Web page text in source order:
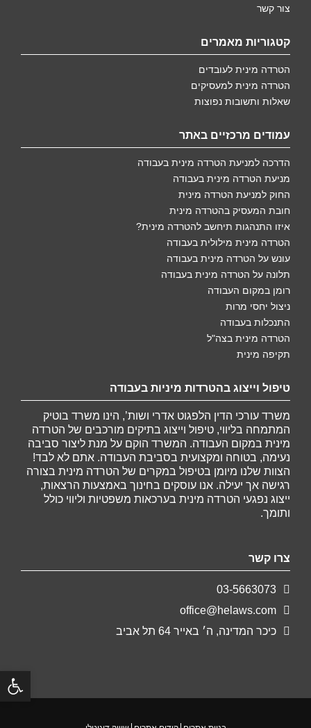
צור קשר
קטגוריות מאמרים
הטרדה מינית לעובדים
הטרדה מינית למעסיקים
שאלות ותשובות נפוצות
עמודים מרכזיים באתר
הדרכה למניעת הטרדה מינית בעבודה
מניעת הטרדה מינית בעבודה
החוק למניעת הטרדה מינית
חובת המעסיק בהטרדה מינית
איזו התנהגות תיחשב להטרדה מינית?
הטרדה מינית מילולית בעבודה
עונש על הטרדה מינית בעבודה
תלונה על הטרדה מינית בעבודה
רומן במקום העבודה
ניצול יחסי מרות
התנכלות בעבודה
הטרדה מינית בצה"ל
תקיפה מינית
טיפול וייצוג בהטרדות מיניות בעבודה
משרד עורכי הדין הלפגוט אדרי ושות’, הינו משרד בוטיק
המתמחה בליווי, טיפול וייצוג בתיקים מורכבים של הטרדה
מינית במקום העבודה. המשרד הוקם על מנת ליצור סביבה
נעימה, בטוחה ומקצועית בסביבת העבודה. אתם לא לבד!
הצוות שלנו מיומן בטיפול במקרים של הטרדה מינית בצורה
רגישה אך יעילה. אנו עוסקים בחינוך באמצעות הרצאות,
ייצוג נפגעי הטרדה מינית בערכאות משפטיות וליווי כולל
ותומך.
צרו קשר
03-5663073
office@helaws.com
כיכר המדינה, ה׳ באייר 64 תל אביב